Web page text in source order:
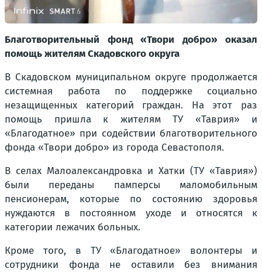
Благотворительный фонд «Твори добро» оказал
помощь жителям Скадовского округа
В Скадовском муниципальном округе продолжается
системная работа по поддержке социально
незащищенных категорий граждан. На этот раз
помощь пришла к жителям ТУ «Таврия» и
«Благодатное» при содействии благотворительного
фонда «Твори добро» из города Севастополя.
В селах Малоалександровка и Хатки (ТУ «Таврия»)
были переданы памперсы маломобильным
пенсионерам, которые по состоянию здоровья
нуждаются в постоянном уходе и относятся к
категории лежачих больных.
Кроме того, в ТУ «Благодатное» волонтеры и
сотрудники фонда не оставили без внимания